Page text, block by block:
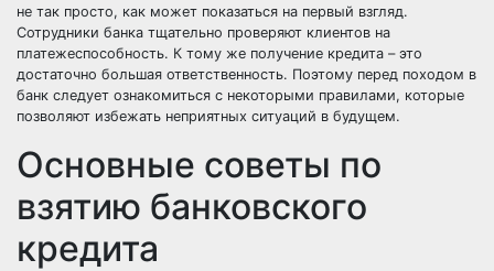
не так просто, как может показаться на первый взгляд.
Сотрудники банка тщательно проверяют клиентов на
платежеспособность. К тому же получение кредита – это
достаточно большая ответственность. Поэтому перед походом в
банк следует ознакомиться с некоторыми правилами, которые
позволяют избежать неприятных ситуаций в будущем.
Основные советы по
взятию банковского
кредита